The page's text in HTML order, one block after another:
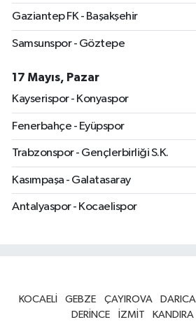
Gaziantep FK - Başakşehir
Samsunspor - Göztepe
17 Mayıs, Pazar
Kayserispor - Konyaspor
Fenerbahçe - Eyüpspor
Trabzonspor - Gençlerbirliği S.K.
Kasımpaşa - Galatasaray
Antalyaspor - Kocaelispor
KOCAELİ GEBZE ÇAYIROVA DARICA
DERİNCE
İZMİT KANDIRA